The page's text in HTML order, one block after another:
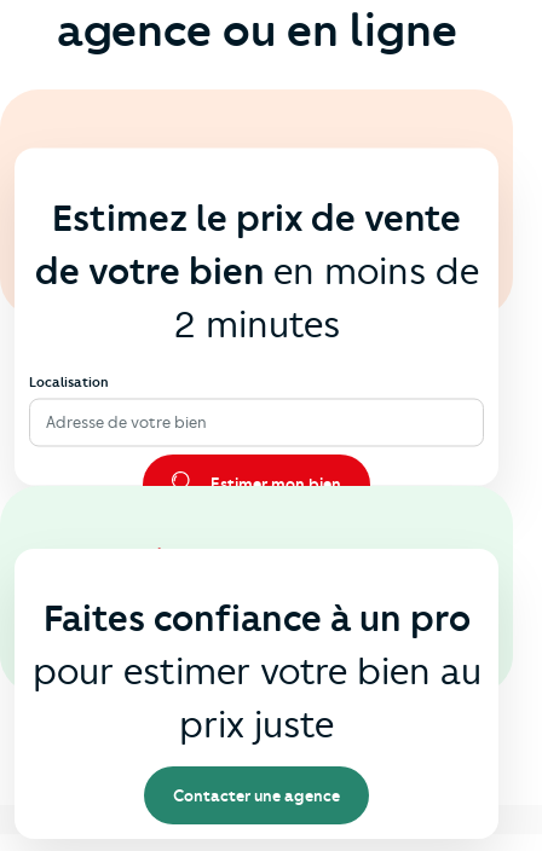
agence ou en ligne
Estimez le prix de vente
de votre bien en moins de
2 minutes
Localisation
Adresse de votre bien
Estimer mon bien
En agence
Faites confiance à un pro
pour estimer votre bien au
prix juste
Contacter une agence